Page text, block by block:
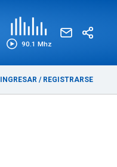
90.1 Mhz
INGRESAR / REGISTRARSE